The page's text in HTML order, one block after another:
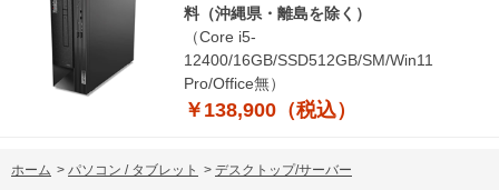
料（沖縄県・離島を除く）
（Core i5-
12400/16GB/SSD512GB/SM/Win11
Pro/Office無）
￥138,900（税込）
ホーム > パソコン / タブレット > デスクトップ/サーバー